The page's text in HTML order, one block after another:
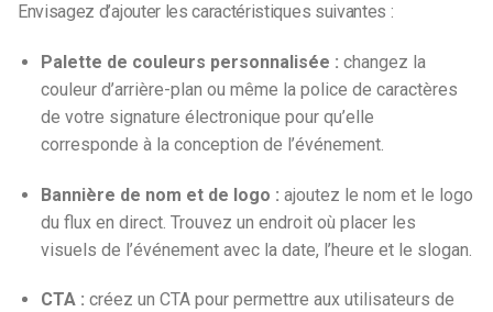
Envisagez d’ajouter les caractéristiques suivantes :
Palette de couleurs personnalisée : changez la
couleur d’arrière-plan ou même la police de caractères
de votre signature électronique pour qu’elle
corresponde à la conception de l’événement.
Bannière de nom et de logo : ajoutez le nom et le logo
du flux en direct. Trouvez un endroit où placer les
visuels de l’événement avec la date, l’heure et le slogan.
CTA : créez un CTA pour permettre aux utilisateurs de